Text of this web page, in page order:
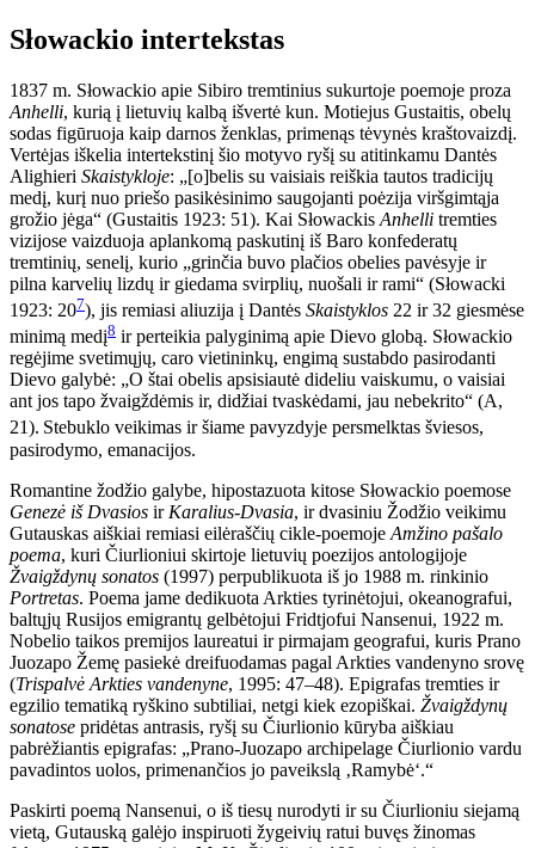
Słowackio intertekstas
1837 m. Słowackio apie Sibiro tremtinius sukurtoje poemoje proza
Anhelli, kurią į lietuvių kalbą išvertė kun. Motiejus Gustaitis, obelų
sodas figūruoja kaip darnos ženklas, primenąs tėvynės kraštovaizdį.
Vertėjas iškelia intertekstinį šio motyvo ryšį su atitinkamu Dantės
Alighieri Skaistykloje: „[o]belis su vaisiais reiškia tautos tradicijų
medį, kurį nuo priešo pasikėsinimo saugojanti poėzija viršgimtąja
grožio jėga“ (Gustaitis 1923: 51). Kai Słowackis Anhelli tremties
vizijose vaizduoja aplankomą paskutinį iš Baro konfederatų
tremtinių, senelį, kurio „grinčia buvo plačios obelies pavėsyje ir
pilna karvelių lizdų ir giedama svirplių, nuošali ir rami“ (Słowacki
1923: 207), jis remiasi aliuzija į Dantės Skaistyklos 22 ir 32 giesmėse
minimą medį8 ir perteikia palyginimą apie Dievo globą. Słowackio
regėjime svetimųjų, caro vietininkų, engimą sustabdo pasirodanti
Dievo galybė: „O štai obelis apsisiautė dideliu vaiskumu, o vaisiai
ant jos tapo žvaigždėmis ir, didžiai tvaskėdami, jau nebekrito“ (A,
21). Stebuklo veikimas ir šiame pavyzdyje persmelktas šviesos,
pasirodymo, emanacijos.
Romantine žodžio galybe, hipostazuota kitose Słowackio poemose
Genezė iš Dvasios ir Karalius-Dvasia, ir dvasiniu Žodžio veikimu
Gutauskas aiškiai remiasi eilėraščių cikle-poemoje Amžino pašalo
poema, kuri Čiurlioniui skirtoje lietuvių poezijos antologijoje
Žvaigždynų sonatos (1997) perpublikuota iš jo 1988 m. rinkinio
Portretas. Poema jame dedikuota Arkties tyrinėtojui, okeanografui,
baltųjų Rusijos emigrantų gelbėtojui Fridtjofui Nansenui, 1922 m.
Nobelio taikos premijos laureatui ir pirmajam geografui, kuris Prano
Juozapo Žemę pasiekė dreifuodamas pagal Arkties vandenyno srovę
(Trispalvė Arkties vandenyne, 1995: 47–48). Epigrafas tremties ir
egzilio tematiką ryškino subtiliai, netgi kiek ezopiškai. Žvaigždynų
sonatose pridėtas antrasis, ryšį su Čiurlionio kūryba aiškiau
pabrėžiantis epigrafas: „Prano-Juozapo archipelage Čiurlionio vardu
pavadintos uolos, primenančios jo paveikslą ‚Ramybė‘.“
Paskirti poemą Nansenui, o iš tiesų nurodyti ir su Čiurlioniu siejamą
vietą, Gutauską galėjo inspiruoti žygeivių ratui buvęs žinomas